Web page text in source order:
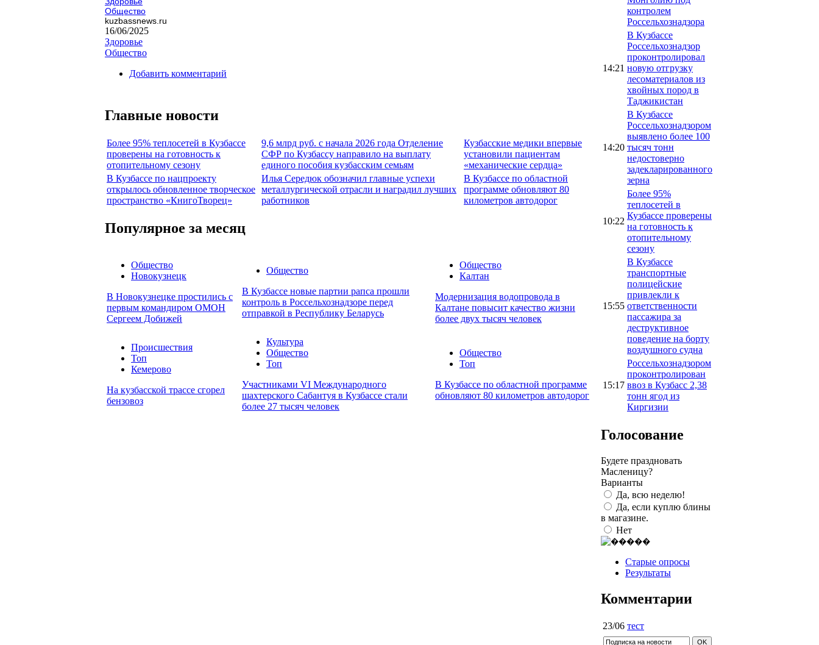
Общество
kuzbassnews.ru
16/06/2025
Здоровье
Общество
Добавить комментарий
Главные новости
Более 95% теплосетей в Кузбассе
проверены на готовность к
отопительному сезону
9,6 млрд руб. с начала 2026 года Отделение
СФР по Кузбассу направило на выплату
единого пособия кузбасским семьям
Кузбасские медики впервые
установили пациентам
«механические сердца»
В Кузбассе по нацпроекту
открылось обновленное творческое
пространство «КнигоТворец»
Илья Середюк обозначил главные успехи
металлургической отрасли и наградил лучших
работников
В Кузбассе по областной
программе обновляют 80
километров автодорог
Популярное за месяц
Общество
Новокузнецк
В Новокузнецке простились с
первым командиром ОМОН
Сергеем Добижей
Общество
В Кузбассе новые партии рапса прошли
контроль в Россельхознадзоре перед
отправкой в Республику Беларусь
Общество
Калтан
Модернизация водопровода в
Калтане повысит качество жизни
более двух тысяч человек
Происшествия
Топ
Кемерово
На кузбасской трассе сгорел
бензовоз
Культура
Общество
Топ
Участниками VI Международного
шахтерского Сабантуя в Кузбассе стали
более 27 тысяч человек
Общество
Топ
В Кузбассе по областной программе
обновляют 80 километров автодорог
контролем
Россельхознадзора
14:21
В Кузбассе
Россельхознадзор
проконтролировал
новую отгрузку
лесоматериалов из
хвойных пород в
Таджикистан
14:20
В Кузбассе
Россельхознадзором
выявлено более 100
тысяч тонн
недостоверно
задекларированного
зерна
10:22
Более 95%
теплосетей в
Кузбассе проверены
на готовность к
отопительному
сезону
15:55
В Кузбассе
транспортные
полицейские
привлекли к
ответственности
пассажира за
деструктивное
поведение на борту
воздушного судна
15:17
Россельхознадзором
проконтролирован
ввоз в Кузбасс 2,38
тонн ягод из
Киргизии
Голосование
Будете праздновать
Масленицу?
Варианты
Да, всю неделю!
Да, если куплю блины
в магазине.
Нет
Старые опросы
Результаты
Комментарии
23/06 тест